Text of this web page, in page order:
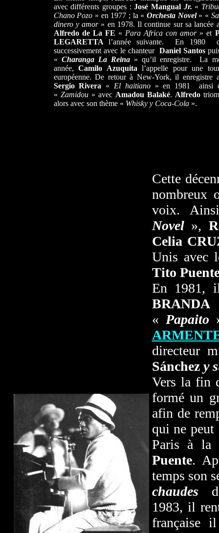
avec différents groupes :José Mangual Jr. «
Chano Pozo » en 1977 ; la « Orchesta Novel» «
dinero y amor» en 1978. Il continue sur sa lancée
Alfredo de La FE « Para Africa con amor» et
LEGARETTA l’année suivante. En 1980
successivement avec le chanteur Daniel Santos
« Charanga La Reina» qu’il enregistre. La
année, Camilo Azuquita l’appelle pour une
européenne. De retour à New-York, il enregistre
Sergio Rivera « El haitiano » en 1981 ainsi
« Zamidou» avec Amadou Balaké. Alfredo
alors avec son thème « Whisky y Coca-Cola ».
Cette
nombreux
voix.
Novel»,
Celia
Unis avec
Tito
En 1981,
BRANDA
« Papaito
directeur
Sánchez y
Vers la fin
formé un
afin de
qui ne
Paris à la
Puente.
temps son
chaudes
1983, il
française